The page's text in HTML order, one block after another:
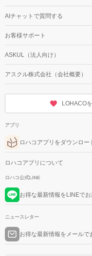
AIチャットで質問する
お客様サポート
ASKUL（法人向け）
アスクル株式会社（会社概要）
LOHACO
アプリ
ロハコアプリをダウンロー
ロハコアプリについて
ロハコ公式LINE
お得な最新情報をLINEで
ニュースレター
お得な最新情報をメールで